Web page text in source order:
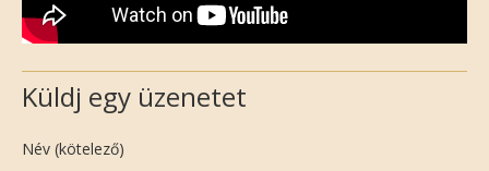
Küldj egy üzenetet
Név (kötelező)